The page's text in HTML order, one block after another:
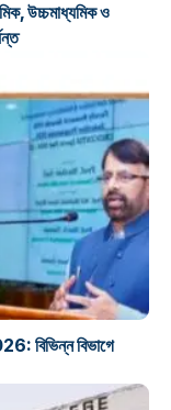
ও
বিভাগে